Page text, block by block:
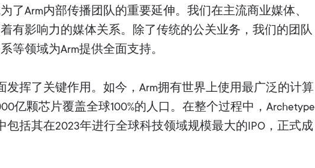
了Arm内部传播团队的重要延伸。我们在主流商业媒体、
有影响力的媒体关系。除了传统的公关业务，我们的团队
等领域为Arm提供全面支持。
发挥了关键作用。如今，Arm拥有世界上使用最广泛的计算
亿颗芯片覆盖全球100%的人口。在整个过程中，Archetype
包括其在2023年进行全球科技领域规模最大的IPO，正式成